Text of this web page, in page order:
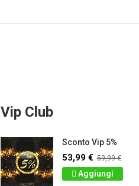
Vip Club
Sconto Vip 5%
53,99 € 59,99 €
Aggiungi